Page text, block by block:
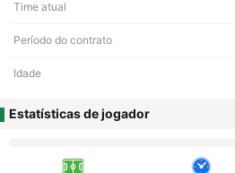
Time atual
Período do contrato
Idade
Estatísticas de jogador